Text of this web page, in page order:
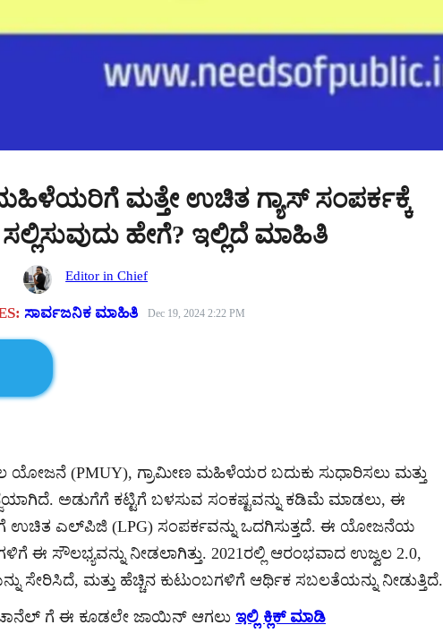
ಮತ್ತೇ ಉಚಿತ ಗ್ಯಾಸ್‌ ಸಂಪರ್ಕಕ್ಕೆ
ಹೇಗೆ? ಇಲ್ಲಿದೆ ಮಾಹಿತಿ
Editor in Chief
ಸಾರ್ವಜನಿಕ ಮಾಹಿತಿ Dec 19, 2024 2:22 PM
ಯೋಜನೆ (PMUY), ಗ್ರಾಮೀಣ ಮಹಿಳೆಯರ ಬದುಕು ಸುಧಾರಿಸಲು ಮತ್ತು
ಅಡುಗೆಗೆ ಕಟ್ಟಿಗೆ ಬಳಸುವ ಸಂಕಷ್ಟವನ್ನು ಕಡಿಮೆ ಮಾಡಲು, ಈ
ಎಲ್‌ಪಿಜಿ (LPG) ಸಂಪರ್ಕವನ್ನು ಒದಗಿಸುತ್ತದೆ. ಈ ಯೋಜನೆಯ
ಈ ಸೌಲಭ್ಯವನ್ನು ನೀಡಲಾಗಿತ್ತು. 2021ರಲ್ಲಿ ಆರಂಭವಾದ ಉಜ್ವಲ 2.0,
ಸೇರಿಸಿದೆ, ಮತ್ತು ಹೆಚ್ಚಿನ ಕುಟುಂಬಗಳಿಗೆ ಆರ್ಥಿಕ ಸಬಲತೆಯನ್ನು ನೀಡುತ್ತಿದೆ.
ಚಾನೆಲ್ ಗೆ ಈ ಕೂಡಲೇ ಜಾಯಿನ್ ಆಗಲು ಇಲ್ಲಿ ಕ್ಲಿಕ್ ಮಾಡಿ